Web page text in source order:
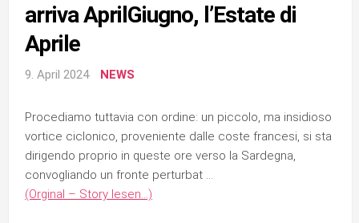
arriva AprilGiugno, l’Estate di
Aprile
9. April 2024 NEWS
Procediamo tuttavia con ordine: un piccolo, ma insidioso
vortice ciclonico, proveniente dalle coste francesi, si sta
dirigendo proprio in queste ore verso la Sardegna,
convogliando un fronte perturbat …
(Orginal – Story lesen…)